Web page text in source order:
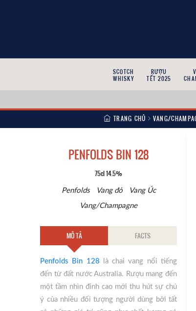
SCOTCH
WHISKY
RƯỢU
TẾT 2025
TRANG CHỦ VANG/
PENFOLDS BIN 128
75cl 14.5%
Penfolds Vang đỏ Vang Úc
Vang/Champagne
MÔ TẢ FACTS
Penfolds Bin 128 là chai vang nổi tiếng
đến từ đất nước Australia. Rượu mang đến
một tầm nhìn đỉnh cao mới thu hút sự chú
ý của nhiều đối tượng người dùng bởi tất